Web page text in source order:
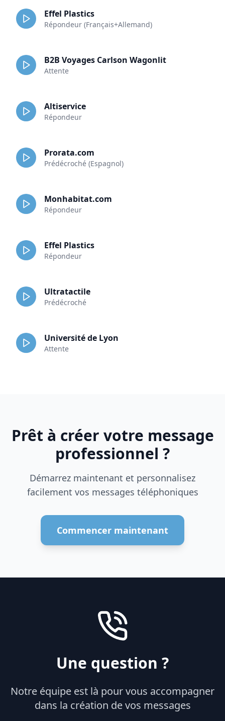
Effel Plastics
Répondeur (Français+Allemand)
B2B Voyages Carlson Wagonlit
Attente
Altiservice
Répondeur
Prorata.com
Prédécroché (Espagnol)
Monhabitat.com
Répondeur
Effel Plastics
Répondeur
Ultratactile
Prédécroché
Université de Lyon
Attente
Prêt à créer votre message
professionnel ?
Démarrez maintenant et personnalisez
facilement vos messages téléphoniques
Commencer maintenant
Une question ?
Notre équipe est là pour vous accompagner
dans la création de vos messages